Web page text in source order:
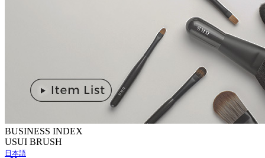
BUSINESS INDEX
USUI BRUSH
日本語